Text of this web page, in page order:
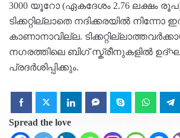
3000 യൂറോ (ഏകദേശം 2.76 ലക്ഷം
ടിക്കറ്റില്ലാതെ നദിക്കരയില്‍ നിന്നോ
കാണാനാവില്ല.
നഗരത്തിലെ ബിഗ് സ്ക്രീനുകളില്‍
പ്രദർശിപ്പിക്കും.
Spread the love